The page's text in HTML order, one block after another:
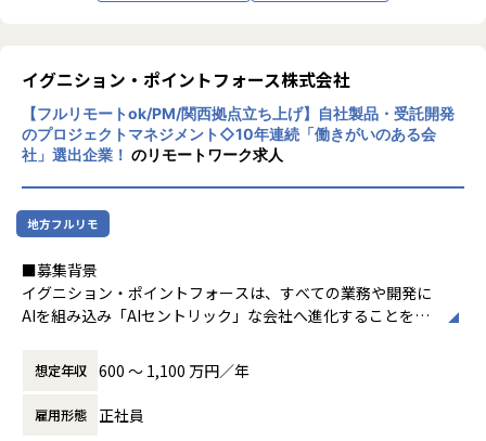
ックリードとしての成長機会が豊富
・新しいAIツールやフレームワークの導入、既存システムへ
のAI機能の組み込みなど、技術選定やアーキテクチャ設計に
も裁量を持って関与可能
【弊社で実現できる働き方・魅力】
・VPoE（取締役兼エンジニアリング責任者）と協働で、技
術特化型からマネジメント志向まで柔軟なキャリアプランを
構築できます。
・1on1の時間などを設定し、キャリア～プライベートまで
オープンコミュニケーションをとることもできます。
・「新ツール導入」「開発フロー刷新」など、技術選定から
実装案件にも参画できます。
ラム等）をプロジェクトごとに選択できるため、幅広いプロ
イグニション・ポイントフォース株式会社
【フルリモートok/PM/関西拠点立ち上げ】自社製品・受託開発
のプロジェクトマネジメント◇10年連続「働きがいのある会
社」選出企業！ のリモートワーク求人
地方フルリモ
■募集背景
イグニション・ポイントフォースは、すべての業務や開発に
AIを組み込み「AIセントリック」な会社へ進化することを目
革を、戦略策定から実装まで一気通貫で推進しています。
この度、西日本エリアのクライアントへの価値提供を強化す
るため、関西拠点（大阪）の立ち上げを担う中核メンバーと
して、シニアシステムエンジニアを募集します。
想定年収 600 〜 1,100 万円／年
雇用形態 正社員